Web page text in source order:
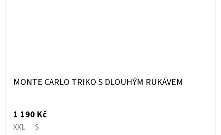
MONTE CARLO TRIKO S DLOUHÝM RUKÁVEM
1 190 Kč
XXL S